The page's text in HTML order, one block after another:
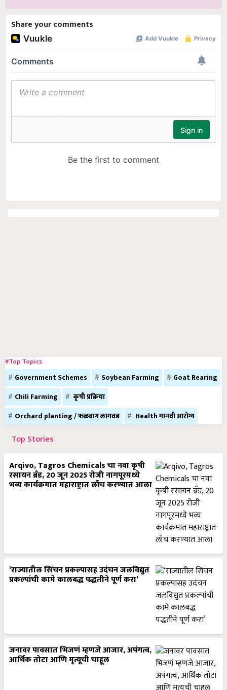
Share your comments
#Top Topics
Government Schemes Soybean Farming
Goat Rearing
Chili Farming
कृषी प्रक्रिया
Orchard planting / फळबाग लागवड
Health मानवी आरोग्य
Top Stories
Arqivo, Tagros Chemicals चा नवा कृषी
रसायन ब्रँड, 20 जून 2025 रोजी नागपूरमध्ये
भव्य कार्यक्रमात महाराष्ट्रात लाँच करण्यात आला
‘राज्यातील सिंचन प्रकल्पासह उदंचन जलविद्युत
प्रकल्पांची कामे कालबद्ध पद्धतीने पूर्ण करा’
जनावर पावसात भिजणं म्हणजे आजार, अपंगत्व,
आर्थिक तोटा आणि मृत्यूची चाहूल